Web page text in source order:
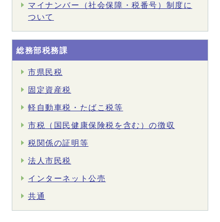
マイナンバー（社会保障・税番号）制度に
ついて
総務部税務課
市県民税
固定資産税
軽自動車税・たばこ税等
市税（国民健康保険税を含む）の徴収
税関係の証明等
法人市民税
インターネット公売
共通